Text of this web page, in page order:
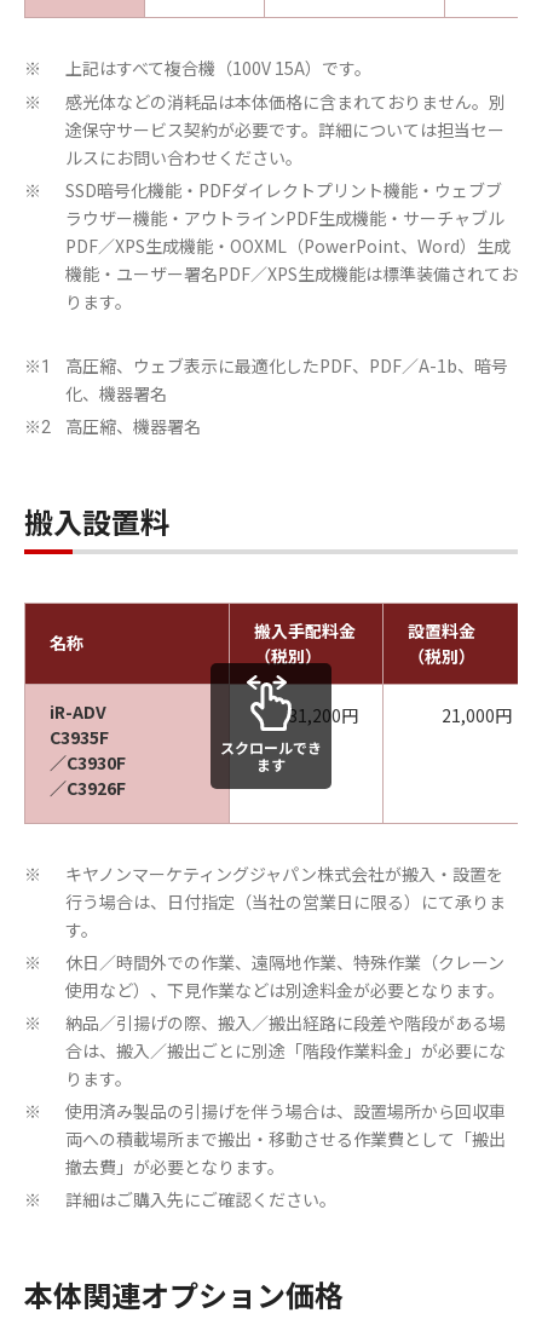
※ 上記はすべて複合機（100V 15A）です。
※
感光体などの消耗品は本体価格に含まれておりません。別
途保守サービス契約が必要です。詳細については担当セー
ルスにお問い合わせください。
※
SSD暗号化機能・PDFダイレクトプリント機能・ウェブブ
ラウザー機能・アウトラインPDF生成機能・サーチャブル
PDF／XPS生成機能・OOXML（PowerPoint、Word）生成
機能・ユーザー署名PDF／XPS生成機能は標準装備されてお
ります。
※1
高圧縮、ウェブ表示に最適化したPDF、PDF／A-1b、暗号
化、機器署名
※2 高圧縮、機器署名
搬入設置料
名称
搬入手配料金
（税別）
設置料金
（税別）
iR-ADV
C3935F
／C3930F
／C3926F
31,200円 21,000円
スクロールでき
ます
※
キヤノンマーケティングジャパン株式会社が搬入・設置を
行う場合は、日付指定（当社の営業日に限る）にて承りま
す。
※
休日／時間外での作業、遠隔地作業、特殊作業（クレーン
使用など）、下見作業などは別途料金が必要となります。
※
納品／引揚げの際、搬入／搬出経路に段差や階段がある場
合は、搬入／搬出ごとに別途「階段作業料金」が必要にな
ります。
※
使用済み製品の引揚げを伴う場合は、設置場所から回収車
両への積載場所まで搬出・移動させる作業費として「搬出
撤去費」が必要となります。
※ 詳細はご購入先にご確認ください。
本体関連オプション価格